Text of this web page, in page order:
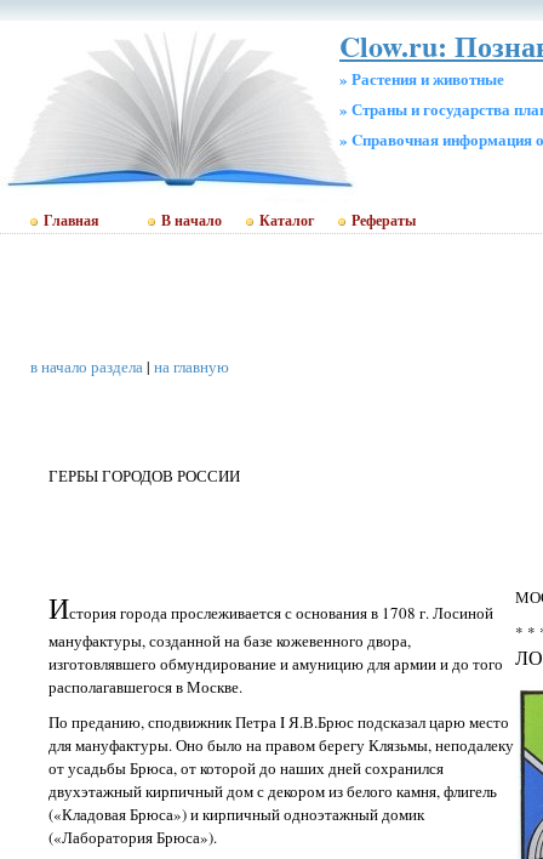
Clow.ru:
» Растения и животные
» Страны и государства
» Cправочная информация
Главная В начало Каталог Рефераты
в начало раздела| на главную
ГЕРБЫ ГОРОДОВ РОССИИ
История города прослеживается с основания в 1708 г. Лосиной
мануфактуры, созданной на базе кожевенного двора,
изготовлявшего обмундирование и амуницию для армии и до того
располагавшегося в Москве.
По преданию, сподвижник Петра I Я.В.Брюс подсказал царю место
для мануфактуры. Оно было на правом берегу Клязьмы, неподалеку
от усадьбы Брюса, от которой до наших дней сохранился
двухэтажный кирпичный дом с декором из белого камня, флигель
(«Кладовая Брюса») и кирпичный одноэтажный домик
(«Лаборатория Брюса»).
* *